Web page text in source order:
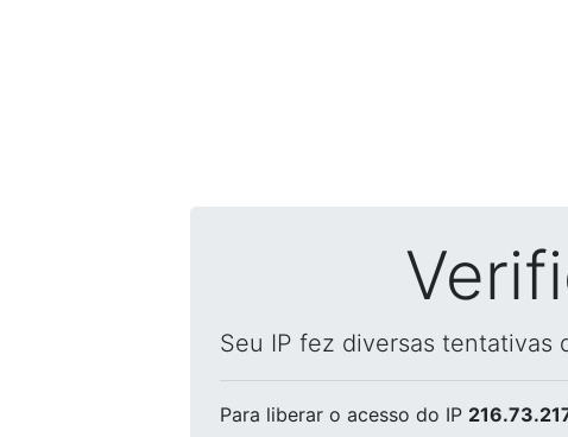
Seu IP fez diversas tentativas
Para liberar o acesso do IP